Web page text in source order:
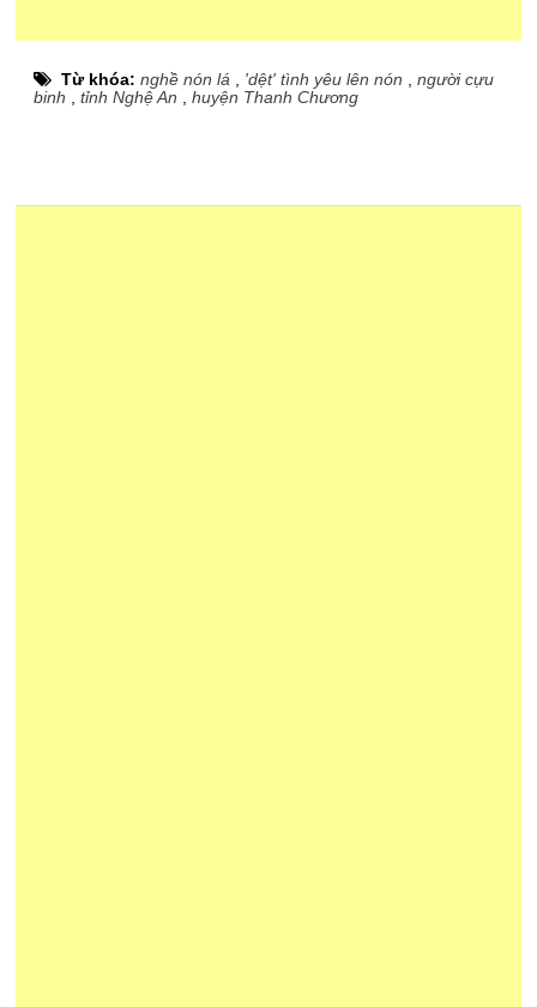
Từ khóa:nghề nón lá 'dệt' tình yêu lên nón ,người cựu
binh ,tỉnh Nghệ An ,huyện Thanh Chương